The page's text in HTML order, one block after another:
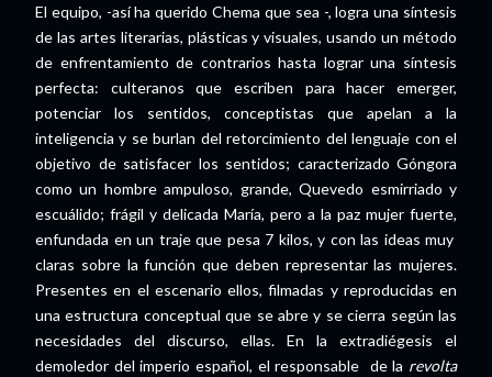
El equipo, -así ha querido Chema que sea -, logra una síntesis
de las artes literarias, plásticas y visuales, usando un método
de enfrentamiento de contrarios hasta lograr una síntesis
perfecta: culteranos que escriben para hacer emerger,
potenciar los sentidos, conceptistas que apelan a la
inteligencia y se burlan del retorcimiento del lenguaje con el
objetivo de satisfacer los sentidos; caracterizado Góngora
como un hombre ampuloso, grande, Quevedo esmirriado y
escuálido; frágil y delicada María, pero a la paz mujer fuerte,
enfundada en un traje que pesa 7 kilos, y con las ideas muy
claras sobre la función que deben representar las mujeres.
Presentes en el escenario ellos, filmadas y reproducidas en
una estructura conceptual que se abre y se cierra según las
necesidades del discurso, ellas. En la extradiégesis el
demoledor del imperio español, el responsable de la revolta